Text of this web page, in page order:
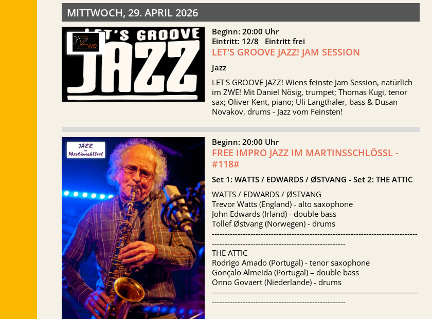
MITTWOCH, 29. APRIL 2026
Beginn: 20:00 Uhr
Eintritt: 12/8 Eintritt frei
LET'S GROOVE JAZZ! JAM SESSION
Jazz
LET'S GROOVE JAZZ! Wiens feinste Jam Session, natürlich
im ZWE! Mit Daniel Nösig, trumpet; Thomas Kugi, tenor
sax; Oliver Kent, piano; Uli Langthaler, bass & Dusan
Novakov, drums - Jazz vom Feinsten!
Beginn: 20:00 Uhr
FREE IMPRO JAZZ IM MARTINSSCHLÖSSL -
#118#
Set 1: WATTS / EDWARDS / ØSTVANG - Set 2: THE ATTIC
WATTS / EDWARDS / ØSTVANG
Trevor Watts (England) - alto saxophone
John Edwards (Irland) - double bass
Tollef Østvang (Norwegen) - drums
--------------------------------------------------------------------------------
----------------------------------------------------
THE ATTIC
Rodrigo Amado (Portugal) - tenor saxophone
Gonçalo Almeida (Portugal) – double bass
Onno Govaert (Niederlande) - drums
--------------------------------------------------------------------------------
----------------------------------------------------